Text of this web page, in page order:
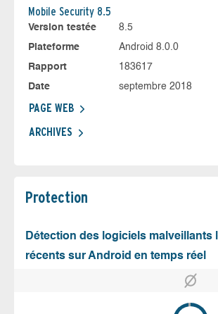
Mobile Security 8.5
Version testée
8.5
Plateforme
Android 8.0.0
Rapport
183617
Date
septembre 2018
PAGE WEB
ARCHIVES
Protection
Détection des logiciels malveillants
récents sur Android en temps réel